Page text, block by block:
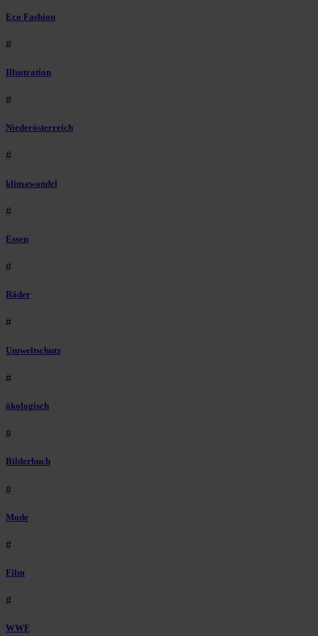
Eco Fashion
#
Illustration
#
Niederösterreich
#
klimawandel
#
Essen
#
Räder
#
Umweltschutz
#
ökologisch
#
Bilderbuch
#
Mode
#
Film
#
WWF